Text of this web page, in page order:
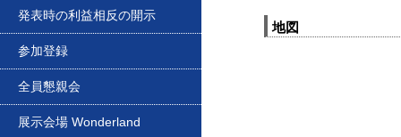
発表時の利益相反の開示
参加登録
全員懇親会
展示会場 Wonderland
地図